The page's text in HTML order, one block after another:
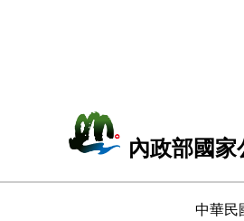
內政部國
中華民